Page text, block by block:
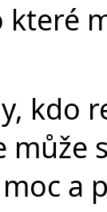
kdo
a